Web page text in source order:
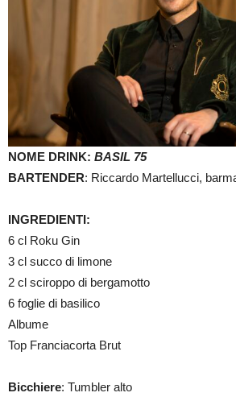
NOME DRINK: BASIL 75
BARTENDER: Riccardo Martellucci,
INGREDIENTI:
6 cl Roku Gin
3 cl succo di limone
2 cl sciroppo di bergamotto
6 foglie di basilico
Albume
Top Franciacorta Brut
Bicchiere: Tumbler alto